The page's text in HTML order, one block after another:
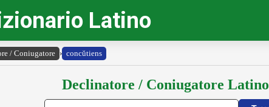
Latino
/ Coniugatore › concŭtiens
Declinatore / Coniugatore Latino